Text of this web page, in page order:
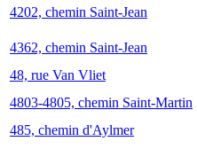
4202, chemin Saint-Jean
4362, chemin Saint-Jean
48, rue Van Vliet
4803-4805, chemin Saint-Martin
485, chemin d'Aylmer